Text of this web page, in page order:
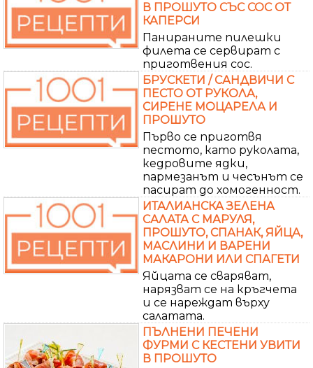
В ПРОШУТО СЪС СОС ОТ
КАПЕРСИ
Панираните пилешки
филета се сервират с
приготвения сос.
БРУСКЕТИ / САНДВИЧИ С
ПЕСТО ОТ РУКОЛА,
СИРЕНЕ МОЦАРЕЛА И
ПРОШУТО
Първо се приготвя
пестото, като руколата,
кедровите ядки,
пармезанът и чесънът се
пасират до хомогенност.
ИТАЛИАНСКА ЗЕЛЕНА
САЛАТА С МАРУЛЯ,
ПРОШУТО, СПАНАК, ЯЙЦА,
МАСЛИНИ И ВАРЕНИ
МАКАРОНИ ИЛИ СПАГЕТИ
Яйцата се сваряват,
нарязват се на кръгчета
и се нареждат върху
салатата.
ПЪЛНЕНИ ПЕЧЕНИ
ФУРМИ С КЕСТЕНИ УВИТИ
В ПРОШУТО